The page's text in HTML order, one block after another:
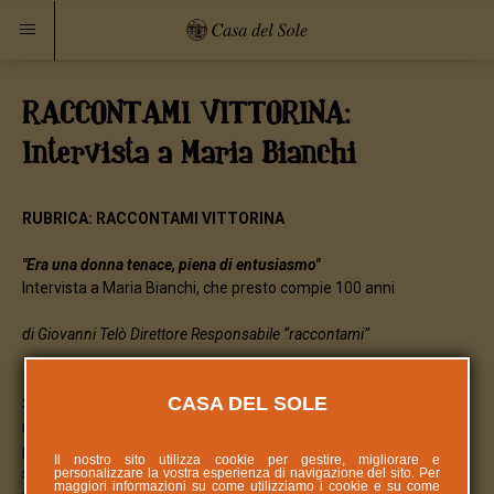
RACCONTAMI VITTORINA:
Intervista a Maria Bianchi
RUBRICA: RACCONTAMI VITTORINA
"Era una donna tenace, piena di entusiasmo"
Intervista a Maria Bianchi, che presto compie 100 anni
di Giovanni Telò Direttore Responsabile “raccontami”
Spegnerà cento candeline il prossimo 22 dicembre. Saranno in
molti a festeggiarla, in particolare a San Benedetto Po, suo
paese natale, dove tuttora vive. Maria Bianchi ci accoglie nella
sua casa e i suoi ricordi è come se si rincorressero: vanno dal
CASA DEL SOLE
Il nostro sito utilizza cookie per gestire, migliorare e
personalizzare la vostra esperienza di navigazione del sito. Per
maggiori informazioni su come utilizziamo i cookie e su come